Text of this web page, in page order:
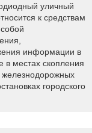
уличный
к средствам
информации в
местах скопления
городского